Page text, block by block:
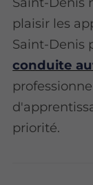
plaisir les
Saint-Denis
conduite
priorité.